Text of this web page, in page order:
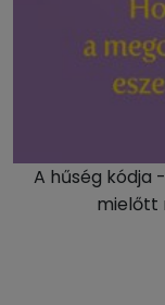
A hűség kódja
mielőtt